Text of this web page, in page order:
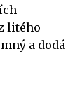
litého
a dodá